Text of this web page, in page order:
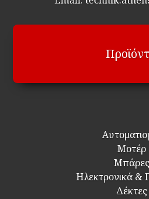
Μοτέρ
Μπάρες
Ηλεκτρονικά &
Δέκτες